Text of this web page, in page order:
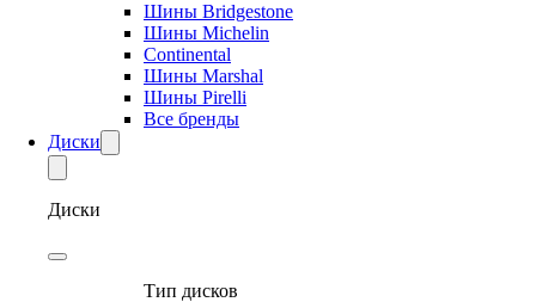
Шины Bridgestone
Шины Michelin
Continental
Шины Marshal
Шины Pirelli
Все бренды
Диски
Диски
Тип дисков